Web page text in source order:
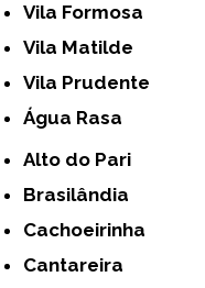
Vila Formosa
Vila Matilde
Vila Prudente
Água Rasa
Alto do Pari
Brasilândia
Cachoeirinha
Cantareira